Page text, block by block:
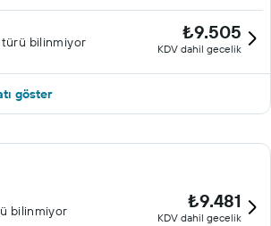
bilinmiyor ₺9.505
KDV dahil gecelik
göster
bilinmiyor ₺9.481
KDV dahil gecelik